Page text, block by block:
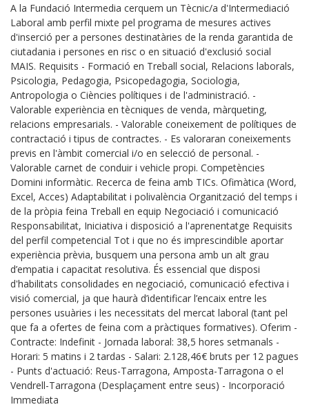
A la Fundació Intermedia cerquem un Tècnic/a d'Intermediació
Laboral amb perfil mixte pel programa de mesures actives
d'inserció per a persones destinatàries de la renda garantida de
ciutadania i persones en risc o en situació d'exclusió social
MAIS. Requisits - Formació en Treball social, ​Relacions laborals,
Psicologia, Pedagogia​, Psicopedagogia, Sociologia,
Antropologia o Ciències polítiques i de l'administració. -
Valorable ​experiència en tècniques de venda, màrqueting,
relacions empresarials​. - Valorable coneixement de polítiques de
contractació i tipus de contractes​. - Es valoraran coneixements
previs en l'àmbit comercial i/o en selecció de personal. -
Valorable carnet de conduir i vehicle propi. Competències
Domini informàtic. Recerca de feina amb TICs. Ofimàtica (Word,
Excel, Acces) Adaptabilitat i polivalència Organització del temps i
de la pròpia feina Treball en equip Negociació i comunicació
Responsabilitat, Iniciativa i disposició a l'aprenentatg​e Requisits
del perfil competencial Tot i que no és imprescindible aportar
experiència prèvia, busquem una persona amb un alt grau
d’empatia i capacitat resolutiva. És essencial que disposi
d'habilitats consolidades en negociació, comunicació efectiva i
visió comercial, ja que haurà d’identificar l’encaix entre les
persones usuàries i les necessitats del mercat laboral (tant pel
que fa a ofertes de feina com a pràctiques formatives). Oferim -
Contracte: ​Indefinit - Jornada laboral​: 38,5 hores setmanals - ​
Horari: 5 matins i 2 tardas - Salari: 2​.128,4​6€ bruts per 12 pagues
- Punts d'actuació: ​Reus-Tarragona, Amposta-Tarragona o el
Vendrell-Tarragona (Desplaçament entre seus) - Incorporació
Immediata